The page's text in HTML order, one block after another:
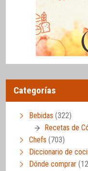
Categorías
Bebidas (322)
Recetas de
Chefs (703)
Diccionario de
Dónde comprar